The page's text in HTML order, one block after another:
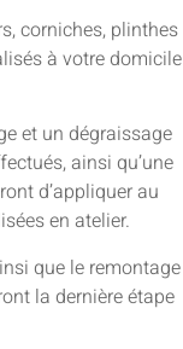
corniches, plinthes
à votre domicile
et un dégraissage
ainsi qu’une
d’appliquer au
en atelier.
que le remontage
la dernière étape